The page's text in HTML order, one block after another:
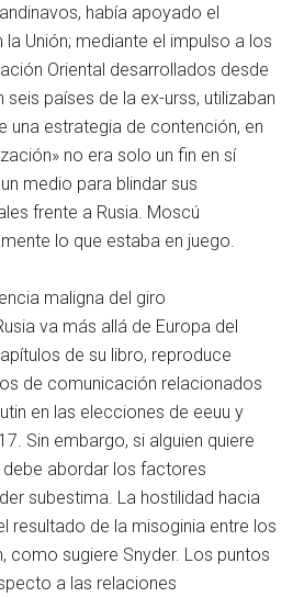
había apoyado el
la Unión; mediante el impulso a los
Oriental desarrollados desde
seis países de la ex-urss, utilizaban
una estrategia de contención, en
no era solo un fin en sí
medio para blindar sus
frente a Rusia. Moscú
lo que estaba en juego.
maligna del giro
va más allá de Europa del
de su libro, reproduce
de comunicación relacionados
en las elecciones de eeuu y
Sin embargo, si alguien quiere
debe abordar los factores
subestima. La hostilidad hacia
resultado de la misoginia entre los
como sugiere Snyder. Los puntos
a las relaciones